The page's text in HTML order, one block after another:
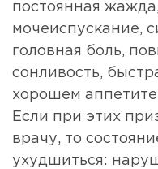
постоянная
мочеиспускание,
головная боль,
сонливость,
хорошем
Если при этих
врачу, то
ухудшиться: